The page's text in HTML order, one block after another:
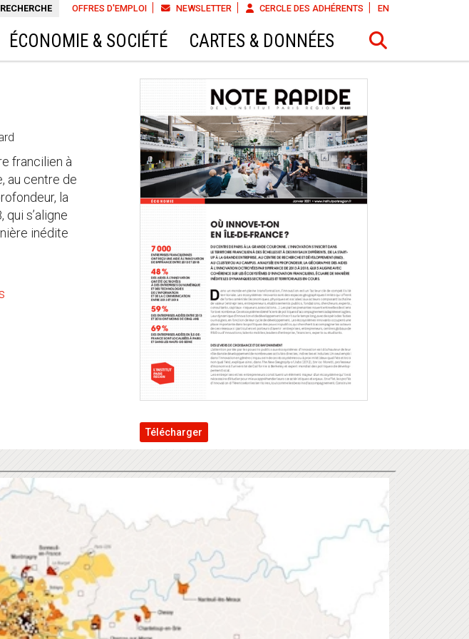
OFFRES D'EMPLOI NEWSLETTER CERCLE DES ADHÉRENTS EN
ÉCONOMIE & SOCIÉTÉ CARTES & DONNÉES
francilien à
au centre de
la
s’aligne
inédite
Télécharger